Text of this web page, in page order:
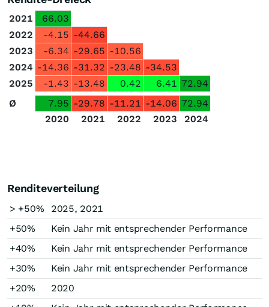
2021
66.03
2022
-4.15 -44.66
2023
-6.34 -29.65 -10.56
2024 -14.36 -31.32 -23.48 -34.53
2025
-1.43 -13.48 0.42 6.41 72.94
Ø
7.95 -29.78 -11.21 -14.06 72.94
2020
2021 2022 2023 2024
Renditeverteilung
> +50%
2025, 2021
+50%
Kein Jahr mit entsprechender Performance
+40%
Kein Jahr mit entsprechender Performance
+30%
Kein Jahr mit entsprechender Performance
+20%
2020